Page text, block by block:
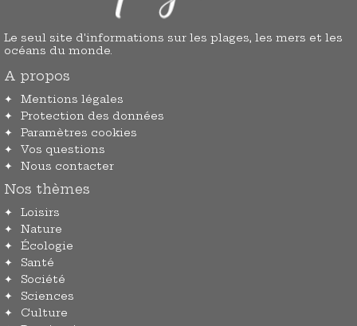
Le seul site d'informations sur les plages, les mers et les
océans du monde.
A propos
Mentions légales
Protection des données
Paramètres cookies
Vos questions
Nous contacter
Nos thèmes
Loisirs
Nature
Écologie
Santé
Société
Sciences
Culture